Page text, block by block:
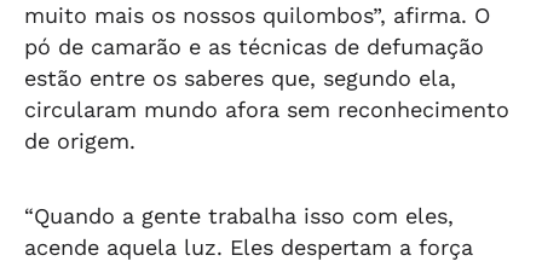
muito mais os nossos quilombos”, afirma. O
pó de camarão e as técnicas de defumação
estão entre os saberes que, segundo ela,
circularam mundo afora sem reconhecimento
de origem.
“Quando a gente trabalha isso com eles,
acende aquela luz. Eles despertam a força